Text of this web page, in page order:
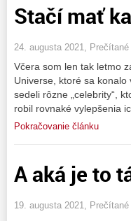
Stačí mať
24. augusta 2021, Prečítané
Včera som len tak letmo
Universe, ktoré sa
sedeli rôzne „celebrity“,
robil rovnaké vylepšenia
Pokračovanie článku
A aká je to
19. augusta 2021, Prečítané